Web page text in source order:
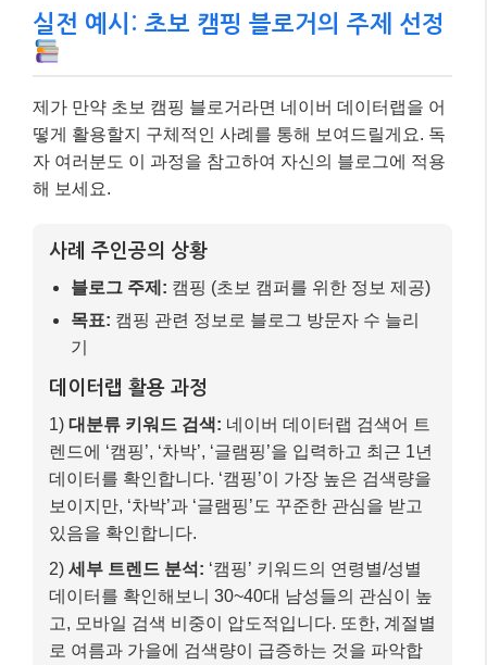
실전 예시: 초보 캠핑 블로거의 주제 선정
제가 만약 초보 캠핑 블로거라면 네이버 데이터랩을 어
떻게 활용할지 구체적인 사례를 통해 보여드릴게요. 독
자 여러분도 이 과정을 참고하여 자신의 블로그에 적용
해 보세요.
사례 주인공의 상황
블로그 주제:캠핑 (초보 캠퍼를 위한 정보 제공)
목표: 캠핑 관련 정보로 블로그 방문자 수 늘리
기